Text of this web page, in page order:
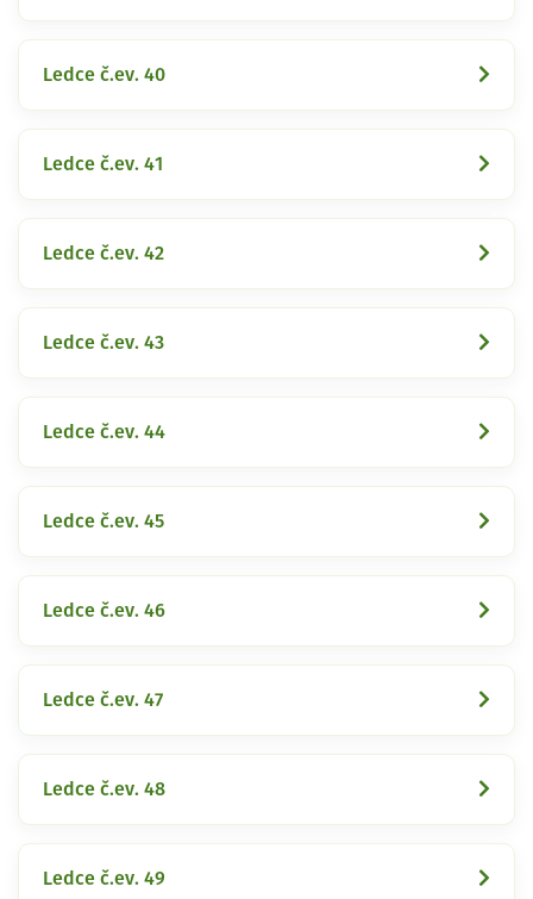
Ledce č.ev. 40
Ledce č.ev. 41
Ledce č.ev. 42
Ledce č.ev. 43
Ledce č.ev. 44
Ledce č.ev. 45
Ledce č.ev. 46
Ledce č.ev. 47
Ledce č.ev. 48
Ledce č.ev. 49